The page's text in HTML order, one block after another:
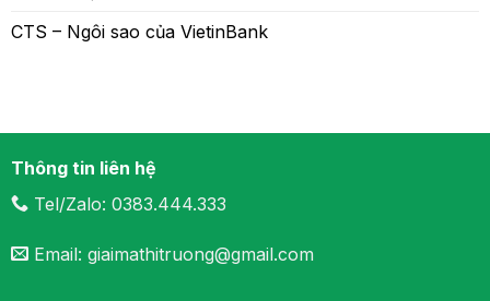
CTS – Ngôi sao của VietinBank
Thông tin liên hệ
Tel/Zalo: 0383.444.333
Email: giaimathitruong@gmail.com